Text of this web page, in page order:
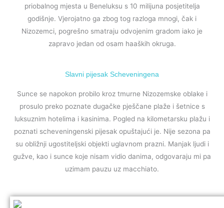
priobalnog mjesta u Beneluksu s 10 milijuna posjetitelja
godišnje. Vjerojatno ga zbog tog razloga mnogi, čak i
Nizozemci, pogrešno smatraju odvojenim gradom iako je
zapravo jedan od osam haaških okruga.
Slavni pijesak Scheveningena
Sunce se napokon probilo kroz tmurne Nizozemske oblake i
prosulo preko poznate dugačke pješčane plaže i šetnice s
luksuznim hotelima i kasinima. Pogled na kilometarsku plažu i
poznati scheveningenski pijesak opuštajući je. Nije sezona pa
su obližnji ugostiteljski objekti uglavnom prazni. Manjak ljudi i
gužve, kao i sunce koje nisam vidio danima, odgovaraju mi pa
uzimam pauzu uz macchiato.